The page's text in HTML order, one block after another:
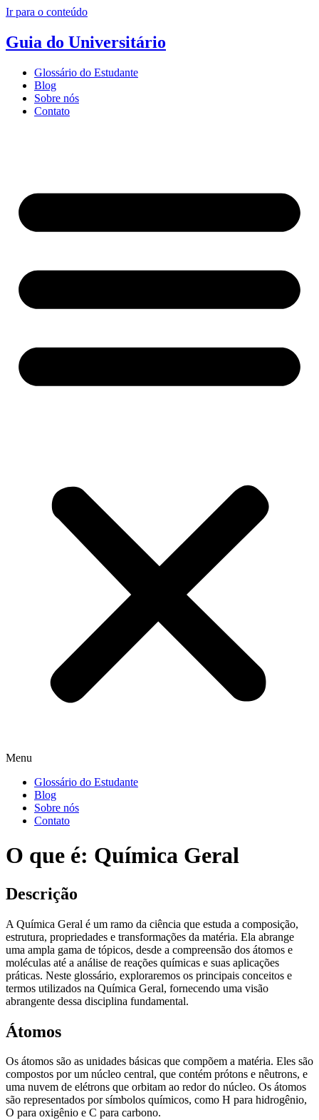
Ir para o conteúdo
Guia do Universitário
Glossário do Estudante
Blog
Sobre nós
Contato
Menu
Glossário do Estudante
Blog
Sobre nós
Contato
O que é: Química Geral
Descrição
A Química Geral é um ramo da ciência que estuda a composição,
estrutura, propriedades e transformações da matéria. Ela abrange
uma ampla gama de tópicos, desde a compreensão dos átomos e
moléculas até a análise de reações químicas e suas aplicações
práticas. Neste glossário, exploraremos os principais conceitos e
termos utilizados na Química Geral, fornecendo uma visão
abrangente dessa disciplina fundamental.
Átomos
Os átomos são as unidades básicas que compõem a matéria. Eles são
compostos por um núcleo central, que contém prótons e nêutrons, e
uma nuvem de elétrons que orbitam ao redor do núcleo. Os átomos
são representados por símbolos químicos, como H para hidrogênio,
O para oxigênio e C para carbono.